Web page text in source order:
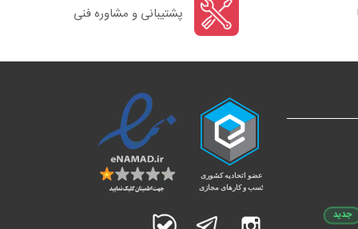
پشتیبانی و مشاوره فنی
جدید اینستاگرام تلگرام